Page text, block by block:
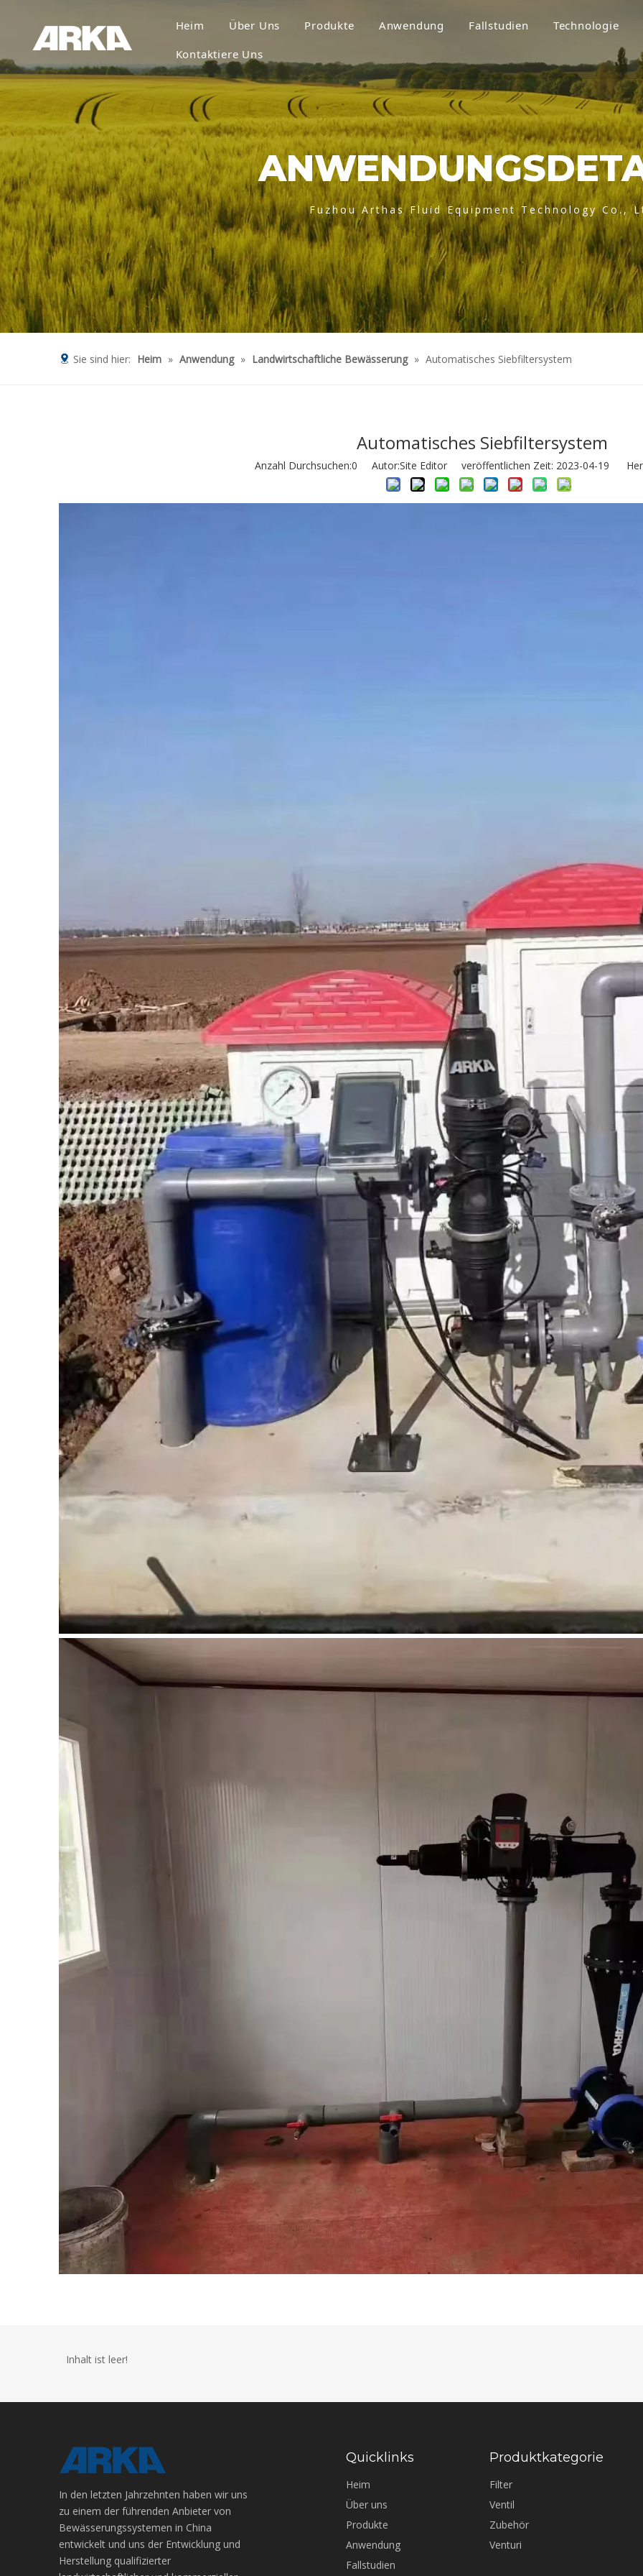
Heim Über Uns Produkte Anwendung Fallstudien Technologie
Kontaktiere Uns
Fuzhou Arthas Fluid Equipment Technology Co.,
Sie sind hier: Heim » Anwendung » Landwirtschaftliche Bewässerung » Automatisches Siebfiltersystem
Automatisches Siebfiltersystem
Anzahl Durchsuchen:0 Autor:Site Editor veröffentlichen Zeit: 2023-04-19
Inhalt ist leer!
In den letzten Jahrzehnten haben wir uns
zu einem der führenden Anbieter von
Bewässerungssystemen in China
entwickelt und uns der Entwicklung und
Herstellung qualifizierter
Quicklinks
Heim
Über uns
Produkte
Anwendung
Fallstudien
Produktkategorie
Filter
Ventil
Zubehör
Venturi